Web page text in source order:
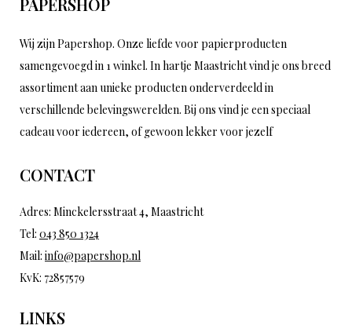
PAPERSHOP
Wij zijn Papershop. Onze liefde voor papierproducten
samengevoegd in 1 winkel. In hartje Maastricht vind je ons breed
assortiment aan unieke producten onderverdeeld in
verschillende belevingswerelden. Bij ons vind je een speciaal
cadeau voor iedereen, of gewoon lekker voor jezelf
CONTACT
Adres: Minckelersstraat 4, Maastricht
Tel: 043 850 1324
Mail: info@papershop.nl
KvK: 72857579
LINKS